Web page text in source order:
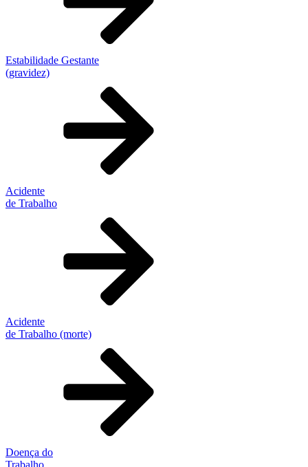
Estabilidade Gestante
(gravidez)
Acidente
de Trabalho
Acidente
de Trabalho (morte)
Doença do
Trabalho